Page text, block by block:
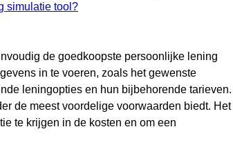
simulatie tool?
de goedkoopste persoonlijke lening
in te voeren, zoals het gewenste
leningopties en hun bijbehorende tarieven.
de meest voordelige voorwaarden biedt. Het
te krijgen in de kosten en om een